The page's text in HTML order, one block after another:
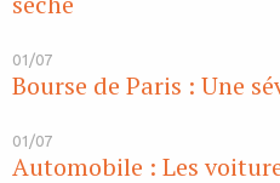
01/07
Bourse de Paris : Une
01/07
Automobile : Les